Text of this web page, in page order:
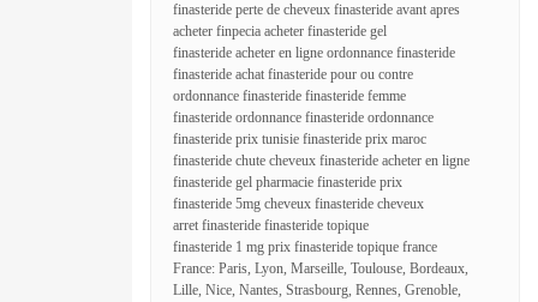
finasteride perte de cheveux finasteride avant apres
acheter finpecia acheter finasteride gel
finasteride acheter en ligne ordonnance finasteride
finasteride achat finasteride pour ou contre
ordonnance finasteride finasteride femme
finasteride ordonnance finasteride ordonnance
finasteride prix tunisie finasteride prix maroc
finasteride chute cheveux finasteride acheter en ligne
finasteride gel pharmacie finasteride prix
finasteride 5mg cheveux finasteride cheveux
arret finasteride finasteride topique
finasteride 1 mg prix finasteride topique france
France: Paris, Lyon, Marseille, Toulouse, Bordeaux,
Lille, Nice, Nantes, Strasbourg, Rennes, Grenoble,